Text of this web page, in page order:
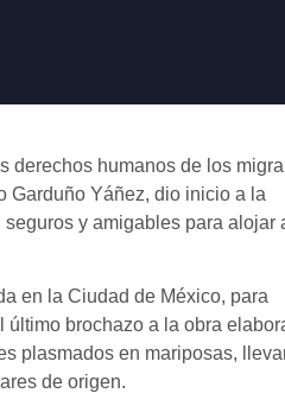
derechos humanos de los
Garduño Yáñez, dio inicio a la
y amigables para alojar
en la Ciudad de México, para
último brochazo a la obra
plasmados en mariposas,
de origen.